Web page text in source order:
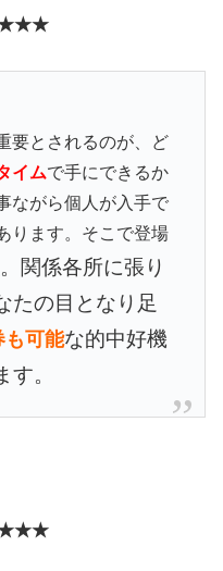
要とされるのが、ど
イムで手にできるか
ながら個人が入手で
ります。そこで登場
。関係各所に張り
たの目となり足
も可能な的中好機
。